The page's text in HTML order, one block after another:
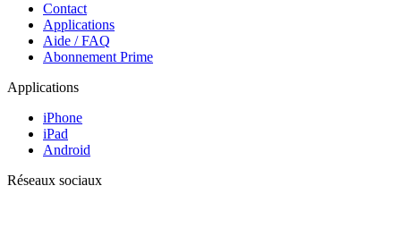
Contact
Applications
Aide / FAQ
Abonnement Prime
Applications
iPhone
iPad
Android
Réseaux sociaux